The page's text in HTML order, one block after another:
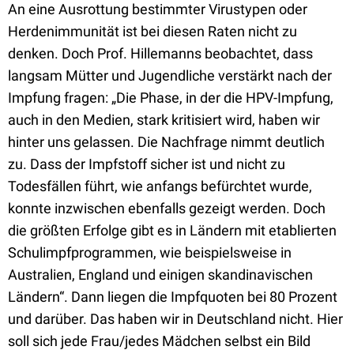
An eine Ausrottung bestimmter Virustypen oder
Herdenimmunität ist bei diesen Raten nicht zu
denken. Doch Prof. Hillemanns beobachtet, dass
langsam Mütter und Jugendliche verstärkt nach der
Impfung fragen: „Die Phase, in der die HPV-Impfung,
auch in den Medien, stark kritisiert wird, haben wir
hinter uns gelassen. Die Nachfrage nimmt deutlich
zu. Dass der Impfstoff sicher ist und nicht zu
Todesfällen führt, wie anfangs befürchtet wurde,
konnte inzwischen ebenfalls gezeigt werden. Doch
die größten Erfolge gibt es in Ländern mit etablierten
Schulimpfprogrammen, wie beispielsweise in
Australien, England und einigen skandinavischen
Ländern“. Dann liegen die Impfquoten bei 80 Prozent
und darüber. Das haben wir in Deutschland nicht. Hier
soll sich jede Frau/jedes Mädchen selbst ein Bild